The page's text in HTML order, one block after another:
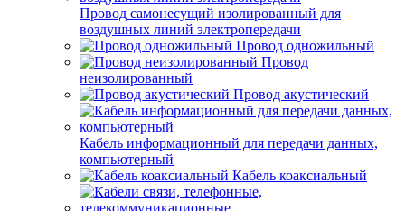
Провод самонесущий изолированный для
воздушных линий электропередачи
Провод одножильный
Провод
неизолированный
Провод акустический
Кабель информационный для передачи данных,
компьютерный
Кабель коаксиальный